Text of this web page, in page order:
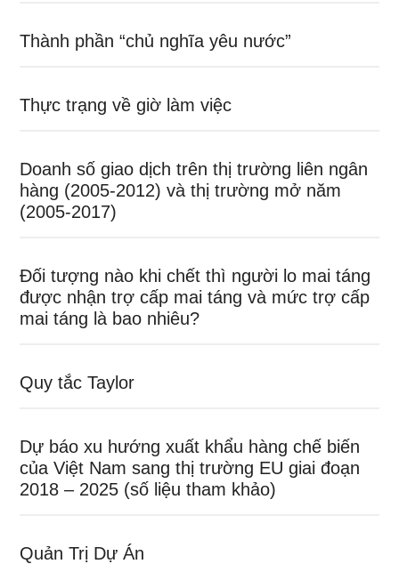
Thành phần “chủ nghĩa yêu nước”
Thực trạng về giờ làm việc
Doanh số giao dịch trên thị trường liên ngân
hàng (2005-2012) và thị trường mở năm
(2005-2017)
Đối tượng nào khi chết thì người lo mai táng
được nhận trợ cấp mai táng và mức trợ cấp
mai táng là bao nhiêu?
Quy tắc Taylor
Dự báo xu hướng xuất khẩu hàng chế biến
của Việt Nam sang thị trường EU giai đoạn
2018 – 2025 (số liệu tham khảo)
Quản Trị Dự Án